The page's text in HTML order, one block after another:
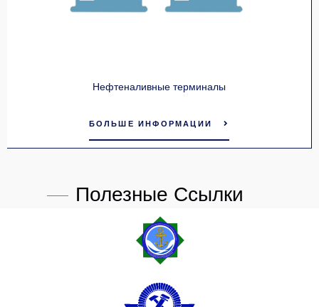
Нефтеналивные терминалы
БОЛЬШЕ ИНФОРМАЦИИ
Полезные Ссылки